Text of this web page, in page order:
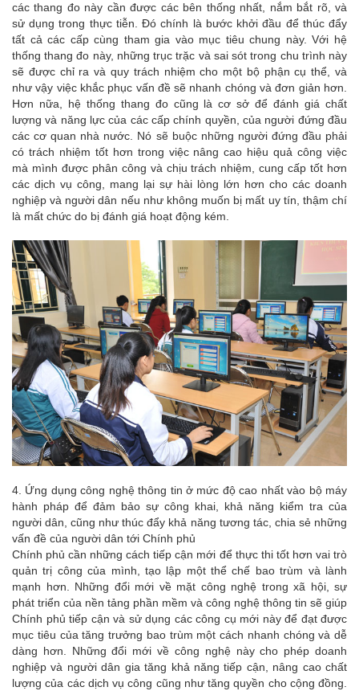
các thang đo này cần được các bên thống nhất, nắm bắt rõ, và
sử dụng trong thực tiễn. Đó chính là bước khởi đầu để thúc đẩy
tất cả các cấp cùng tham gia vào mục tiêu chung này. Với hệ
thống thang đo này, những trục trặc và sai sót trong chu trình này
sẽ được chỉ ra và quy trách nhiệm cho một bộ phận cụ thể, và
như vậy việc khắc phục vấn đề sẽ nhanh chóng và đơn giản hơn.
Hơn nữa, hệ thống thang đo cũng là cơ sở để đánh giá chất
lượng và năng lực của các cấp chính quyền, của người đứng đầu
các cơ quan nhà nước. Nó sẽ buộc những người đứng đầu phải
có trách nhiệm tốt hơn trong việc nâng cao hiệu quả công việc
mà mình được phân công và chịu trách nhiệm, cung cấp tốt hơn
các dịch vụ công, mang lại sự hài lòng lớn hơn cho các doanh
nghiệp và người dân nếu như không muốn bị mất uy tín, thậm chí
là mất chức do bị đánh giá hoạt động kém.
4. Ứng dụng công nghệ thông tin ở mức độ cao nhất vào bộ máy
hành pháp để đảm bảo sự công khai, khả năng kiểm tra của
người dân, cũng như thúc đẩy khả năng tương tác, chia sẻ những
vấn đề của người dân tới Chính phủ
Chính phủ cần những cách tiếp cận mới để thực thi tốt hơn vai trò
quản trị công của mình, tạo lập một thể chế bao trùm và lành
mạnh hơn. Những đổi mới về mặt công nghệ trong xã hội, sự
phát triển của nền tảng phần mềm và công nghệ thông tin sẽ giúp
Chính phủ tiếp cận và sử dụng các công cụ mới này để đạt được
mục tiêu của tăng trưởng bao trùm một cách nhanh chóng và dễ
dàng hơn. Những đổi mới về công nghệ này cho phép doanh
nghiệp và người dân gia tăng khả năng tiếp cận, nâng cao chất
lượng của các dịch vụ công cũng như tăng quyền cho cộng đồng.